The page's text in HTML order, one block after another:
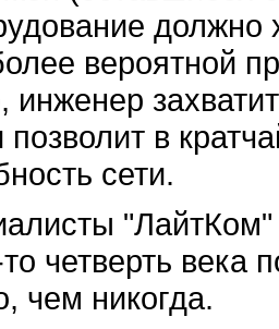
должно
вероятной
в
сети.
четверть века
чем никогда.